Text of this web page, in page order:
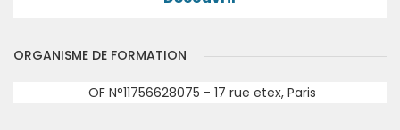
ORGANISME DE FORMATION
OF N°11756628075 - 17 rue etex, Paris